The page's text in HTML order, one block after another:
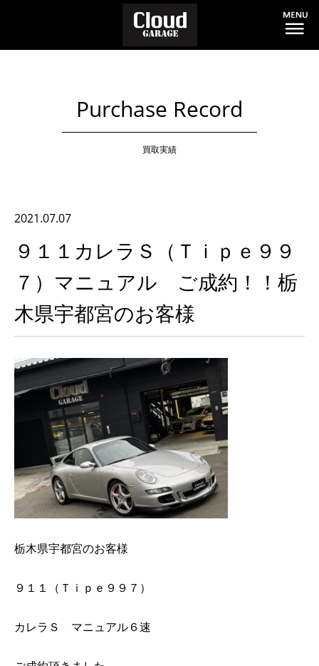
Purchase Record
買取実績
2021.07.07
９１１カレラＳ（Ｔｉｐｅ９９
７）マニュアル ご成約！！栃
木県宇都宮のお客様
栃木県宇都宮のお客様
９１１（Ｔｉｐｅ９９７）
カレラＳ マニュアル６速